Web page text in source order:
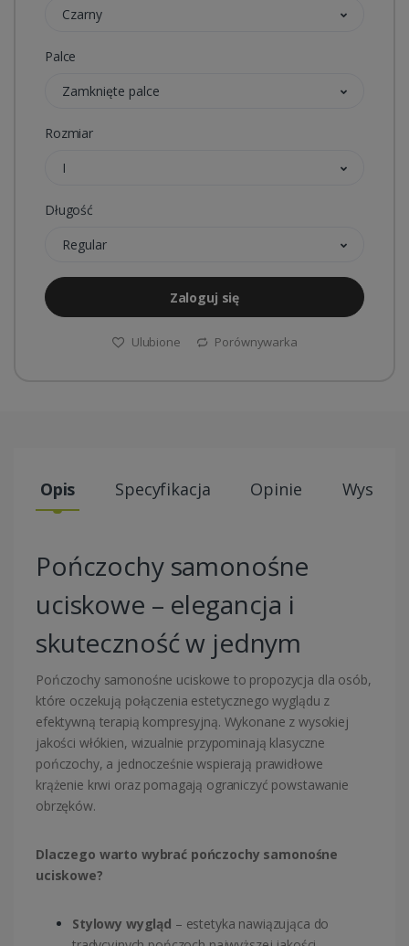
Czarny
Palce
Zamknięte palce
Rozmiar
I
Długość
Regular
Zaloguj się
Ulubione Porównywarka
Opis Specyfikacja Opinie Wysyłki
Pończochy samonośne
uciskowe – elegancja i
skuteczność w jednym
Pończochy samonośne uciskowe to propozycja dla osób,
które oczekują połączenia estetycznego wyglądu z
efektywną terapią kompresyjną. Wykonane z wysokiej
jakości włókien, wizualnie przypominają klasyczne
pończochy, a jednocześnie wspierają prawidłowe
krążenie krwi oraz pomagają ograniczyć powstawanie
obrzęków.
Dlaczego warto wybrać pończochy samonośne
uciskowe?
Stylowy wygląd – estetyka nawiązująca do